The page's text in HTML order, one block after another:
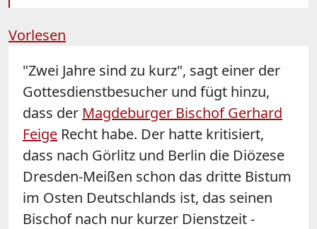
Vorlesen
"Zwei Jahre sind zu kurz", sagt einer der
Gottesdienstbesucher und fügt hinzu,
dass der Magdeburger Bischof Gerhard
Feige Recht habe. Der hatte kritisiert,
dass nach Görlitz und Berlin die Diözese
Dresden-Meißen schon das dritte Bistum
im Osten Deutschlands ist, das seinen
Bischof nach nur kurzer Dienstzeit -